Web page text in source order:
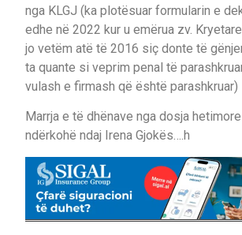
nga KLGJ (ka plotësuar formularin e
edhe në 2022 kur u emërua zv.
jo vetëm atë të 2016 siç donte të
ta quante si veprim penal të
vulash e firmash që është parashkruar)
Marrja e të dhënave nga dosja
ndërkohë ndaj Irena Gjokës….h